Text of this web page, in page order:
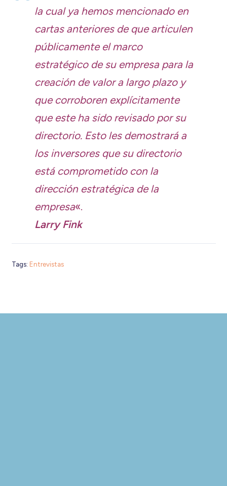
la cual ya hemos mencionado en
cartas anteriores de que articulen
públicamente el marco
estratégico de su empresa para la
creación de valor a largo plazo y
que corroboren explícitamente
que este ha sido revisado por su
directorio. Esto les demostrará a
los inversores que su directorio
está comprometido con la
dirección estratégica de la
empresa«.
Larry Fink
Tags: Entrevistas